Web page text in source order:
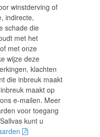
winstderving of
indirecte,
schade die
met het
met onze
wijze deze
klachten
die inbreuk maakt
maakt op
e-mailen. Meer
voor toegang
kunt u